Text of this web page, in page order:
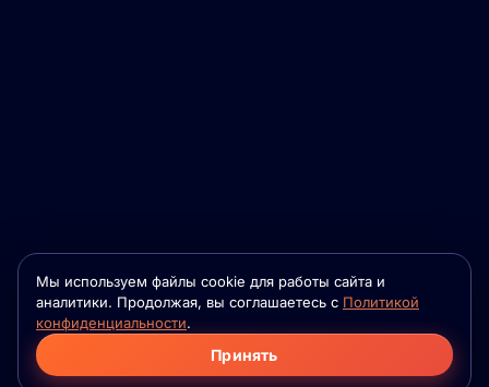
Мы используем файлы cookie для работы сайта и
аналитики. Продолжая, вы соглашаетесь с Политикой
конфиденциальности.
Принять